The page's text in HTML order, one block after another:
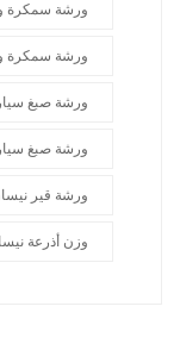
ورشة سمكرة
ورشة سمكرة
ورشة صبغ
ورشة صبغ
ورشة قير
وزن أذرعة